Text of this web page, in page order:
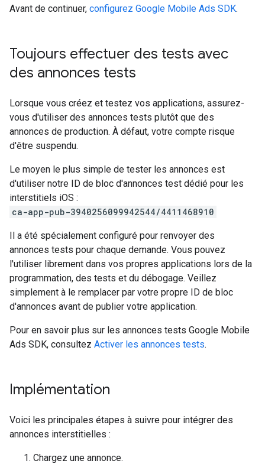
Avant de continuer, configurez Google Mobile Ads SDK.
Toujours effectuer des tests avec
des annonces tests
Lorsque vous créez et testez vos applications, assurez-
vous d'utiliser des annonces tests plutôt que des
annonces de production. À défaut, votre compte risque
d'être suspendu.
Le moyen le plus simple de tester les annonces est
d'utiliser notre ID de bloc d'annonces test dédié pour les
interstitiels iOS :
ca-app-pub-3940256099942544/4411468910
Il a été spécialement configuré pour renvoyer des
annonces tests pour chaque demande. Vous pouvez
l'utiliser librement dans vos propres applications lors de la
programmation, des tests et du débogage. Veillez
simplement à le remplacer par votre propre ID de bloc
d'annonces avant de publier votre application.
Pour en savoir plus sur les annonces tests Google Mobile
Ads SDK, consultez Activer les annonces tests.
Implémentation
Voici les principales étapes à suivre pour intégrer des
annonces interstitielles :
Chargez une annonce.